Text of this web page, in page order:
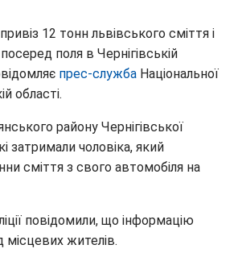
12 тонн львівського сміття і
поля в Чернігівській
прес-служба Національної
області.
району Чернігівської
затримали чоловіка, який
сміття з свого автомобіля на
повідомили, що інформацію
місцевих жителів.